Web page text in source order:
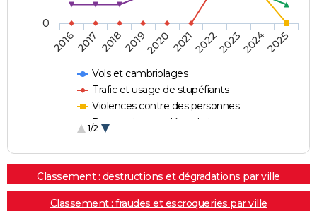
Vols et cambriolages
Trafic et usage de stupéfiants
Violences contre des personnes
Destructions et dégradations
1/2
20162017 20182019202020212022202320242025
0
Classement : destructions et dégradations par ville
Classement : fraudes et escroqueries par ville